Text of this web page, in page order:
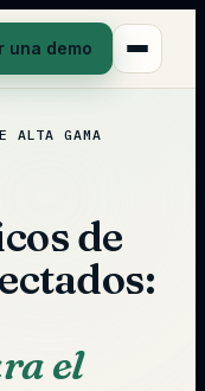
una demo
ALTA GAMA
de
el